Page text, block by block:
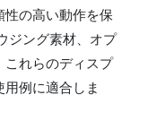
性の高い動作を保
ジング素材、オプ
これらのディスプ
例に適合しま